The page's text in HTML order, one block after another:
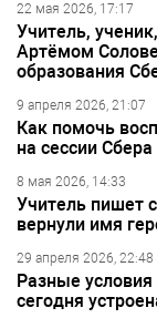
22 мая 2026, 17:17
Учитель,
Артёмом
образования
9 апреля 2026, 21:07
Как помочь
на сессии
8 мая 2026, 14:33
Учитель пишет
вернули имя
29 апреля 2026, 22:48
Разные
сегодня